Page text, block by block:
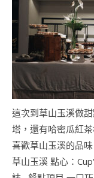
這次到草山玉溪做
塔，還有哈密瓜紅
喜歡草山玉溪的品
草山玉溪 點心：